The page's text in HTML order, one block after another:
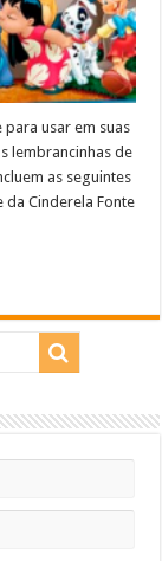
usar em suas
lembrancinhas de
as seguintes
da Cinderela Fonte